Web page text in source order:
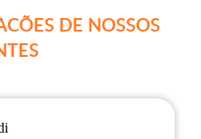
DE NOSSOS